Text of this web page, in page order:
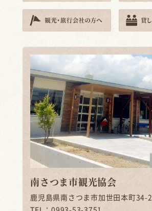
南さつま市観光協会
鹿児島県南さつま市加世田本町34-2